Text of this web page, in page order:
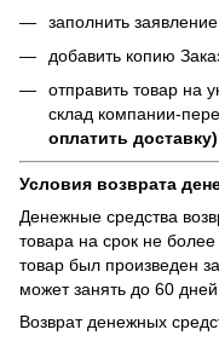
заполнить
добавить копию
отправить товар на
склад компании-
оплатить доставку)
Условия возврата
Денежные средства
товара на срок не
товар был произведен
может занять до 60 дней.
Возврат денежных